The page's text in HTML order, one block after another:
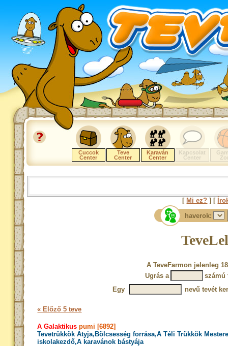
Cuccok
Center
Teve
Center
Karaván
Center
Kapcsolat
Center
[ Mi ez? ] [
haverok:
A TeveFarmon jelenleg
Ugrás a
számú
Egy
nevű tevét
« Előző 5 teve
A Galaktikus pumi [6892]
Tevetrükkök Atyja,Bölcsesség forrása,A Téli Trükkök
iskolakezdő,A karavánok bástyája